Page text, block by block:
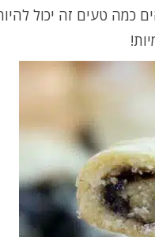
כמה טעים זה יכול